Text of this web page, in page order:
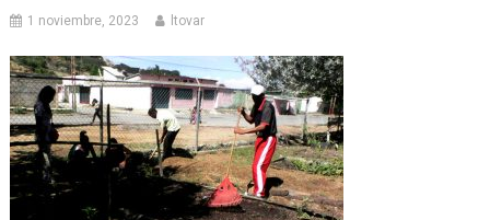
1 noviembre, 2023 ltovar